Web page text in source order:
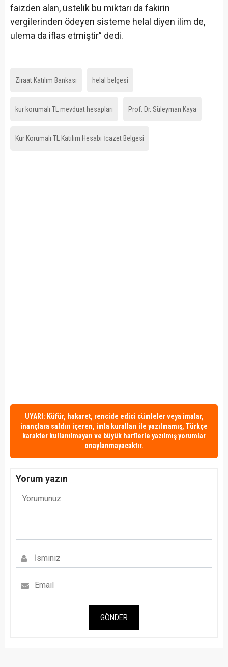
faizden alan, üstelik bu miktarı da fakirin
vergilerinden ödeyen sisteme helal diyen ilim de,
ulema da iflas etmiştir” dedi.
Ziraat Katılım Bankası helal belgesi
kur korumalı TL mevduat hesapları Prof. Dr. Süleyman Kaya
Kur Korumalı TL Katılım Hesabı İcazet Belgesi
UYARI: Küfür, hakaret, rencide edici cümleler veya imalar,
inançlara saldırı içeren, imla kuralları ile yazılmamış, Türkçe
karakter kullanılmayan ve büyük harflerle yazılmış yorumlar
onaylanmayacaktır.
Yorum yazın
GÖNDER